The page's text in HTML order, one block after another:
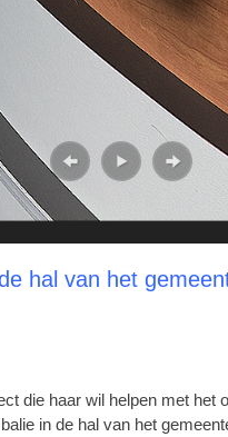
hal van het
die haar wil helpen met het
in de hal van het